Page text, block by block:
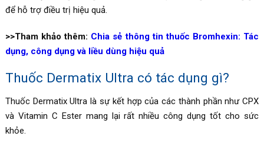
để hỗ trợ điều trị hiệu quả.
>>Tham khảo thêm: Chia sẻ thông tin thuốc Bromhexin: Tác
dụng, công dụng và liều dùng hiệu quả
Thuốc Dermatix Ultra có tác dụng gì?
Thuốc Dermatix Ultra là sự kết hợp của các thành phần như CPX
và Vitamin C Ester mang lại rất nhiều công dụng tốt cho sức
khỏe.